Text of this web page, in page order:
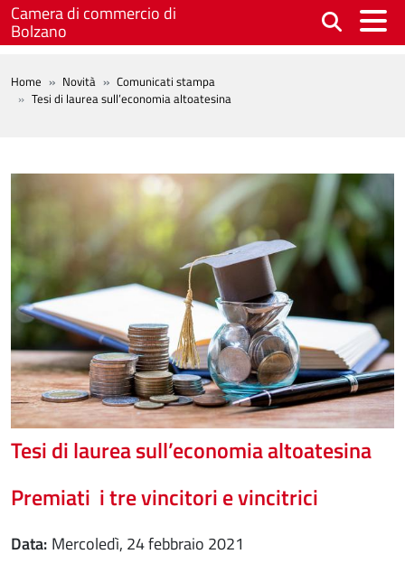
Salta al contenuto principale
Camera di commercio di
Bolzano
BREADCRUMB
Home Novità
Comunicati stampa
Tesi di laurea sull’economia altoatesina
Tesi di laurea sull’economia altoatesina
Premiati i tre vincitori e vincitrici
Data
mercoledì, 24 febbraio 2021